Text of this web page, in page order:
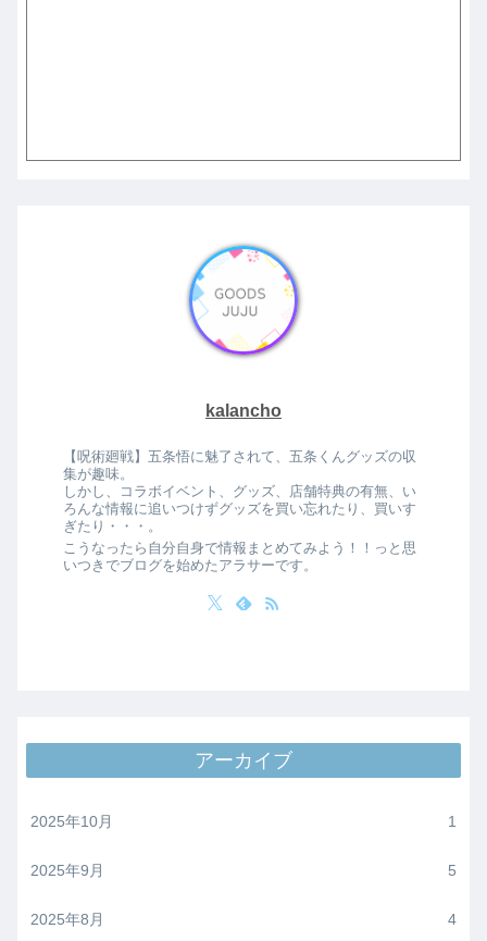
kalancho
【呪術廻戦】五条悟に魅了されて、五条くんグッズの収
集が趣味。
しかし、コラボイベント、グッズ、店舗特典の有無、い
ろんな情報に追いつけずグッズを買い忘れたり、買いす
ぎたり・・・。
こうなったら自分自身で情報まとめてみよう！！っと思
いつきでブログを始めたアラサーです。
アーカイブ
2025年10月 1
2025年9月 5
2025年8月 4